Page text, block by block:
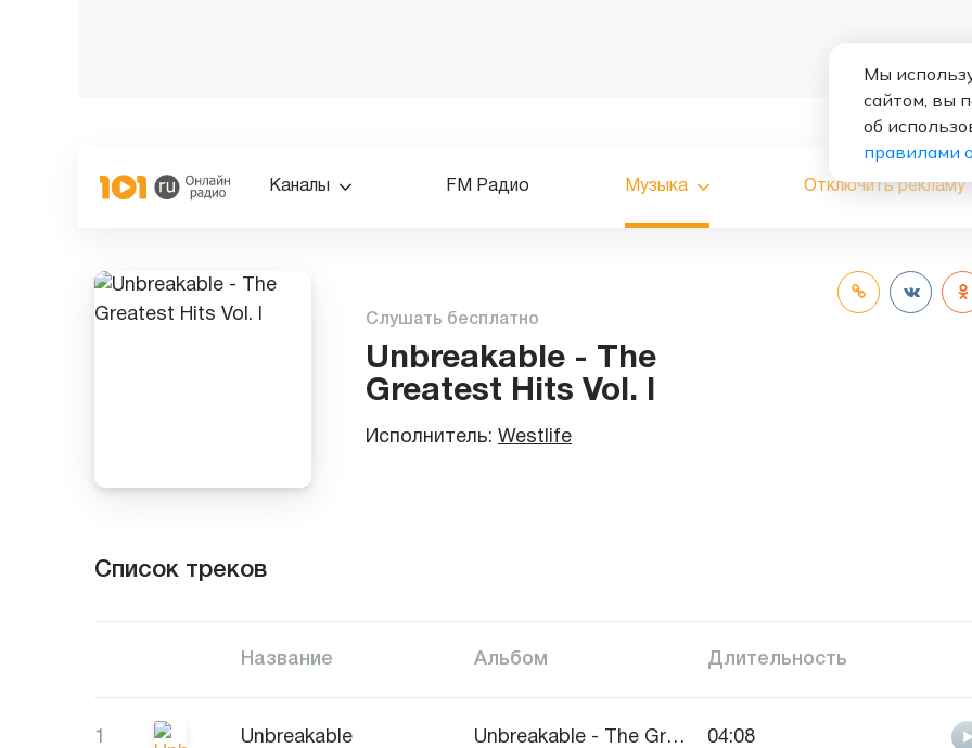
Каналы FM Радио Музыка Отключить рекламу
Слушать бесплатно
Unbreakable - The
Greatest Hits Vol. I
Исполнитель: Westlife
Список треков
Название Альбом Длительность
1 Unbreakable Unbreakable - The Greatest Hits Vol. I 04:08
Мы
сайтом, вы
об
правилами